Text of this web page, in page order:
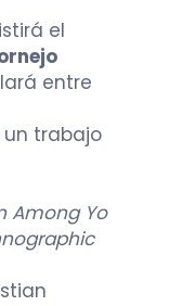
el
entre
un trabajo
Among Yo